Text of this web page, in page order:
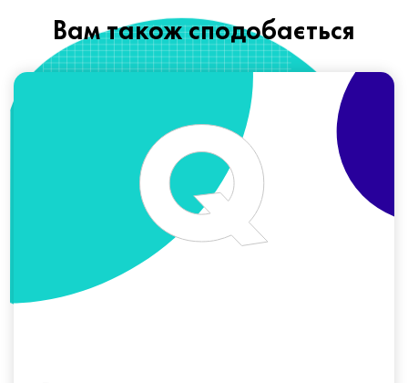
Вам також сподобається